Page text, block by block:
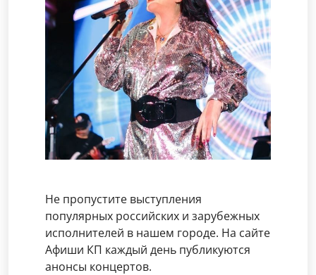
Не пропустите выступления
популярных российских и зарубежных
исполнителей в нашем городе. На сайте
Афиши КП каждый день публикуются
анонсы концертов.